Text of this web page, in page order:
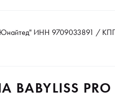
ИНН 9709033891 / КПП
BABYLISS